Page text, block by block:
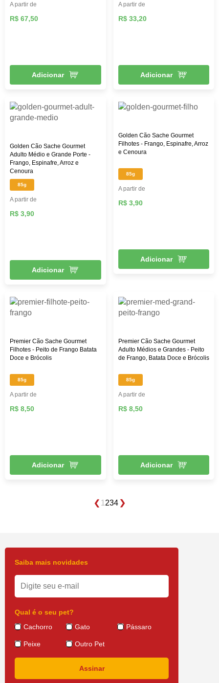
A partir de
R$ 67,50
Adicionar
A partir de
R$ 33,20
Adicionar
Golden Cão Sache Gourmet
Adulto Médio e Grande Porte -
Frango, Espinafre, Arroz e
Cenoura
85g
A partir de
R$ 3,90
Adicionar
Golden Cão Sache Gourmet
Filhotes - Frango, Espinafre, Arroz
e Cenoura
85g
A partir de
R$ 3,90
Adicionar
Premier Cão Sache Gourmet
Filhotes - Peito de Frango Batata
Doce e Brócolis
85g
A partir de
R$ 8,50
Adicionar
Premier Cão Sache Gourmet
Adulto Médios e Grandes - Peito
de Frango, Batata Doce e Brócolis
85g
A partir de
R$ 8,50
Adicionar
1 234
Saiba mais novidades
Qual é o seu pet?
Cachorro
Gato Pássaro
Peixe Outro Pet